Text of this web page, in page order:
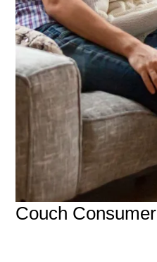
Couch Consumer